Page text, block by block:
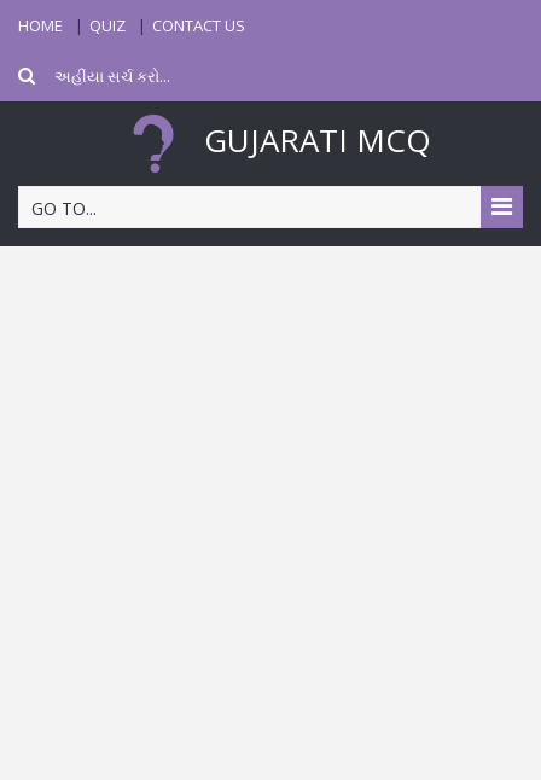
HOME QUIZ CONTACT US
GUJARATI MCQ
GO TO...